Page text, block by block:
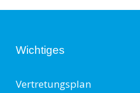
Wichtiges
Vertretungsplan